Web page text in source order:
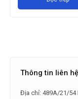
Thông tin liên hệ
Địa chỉ: 489A/21/54